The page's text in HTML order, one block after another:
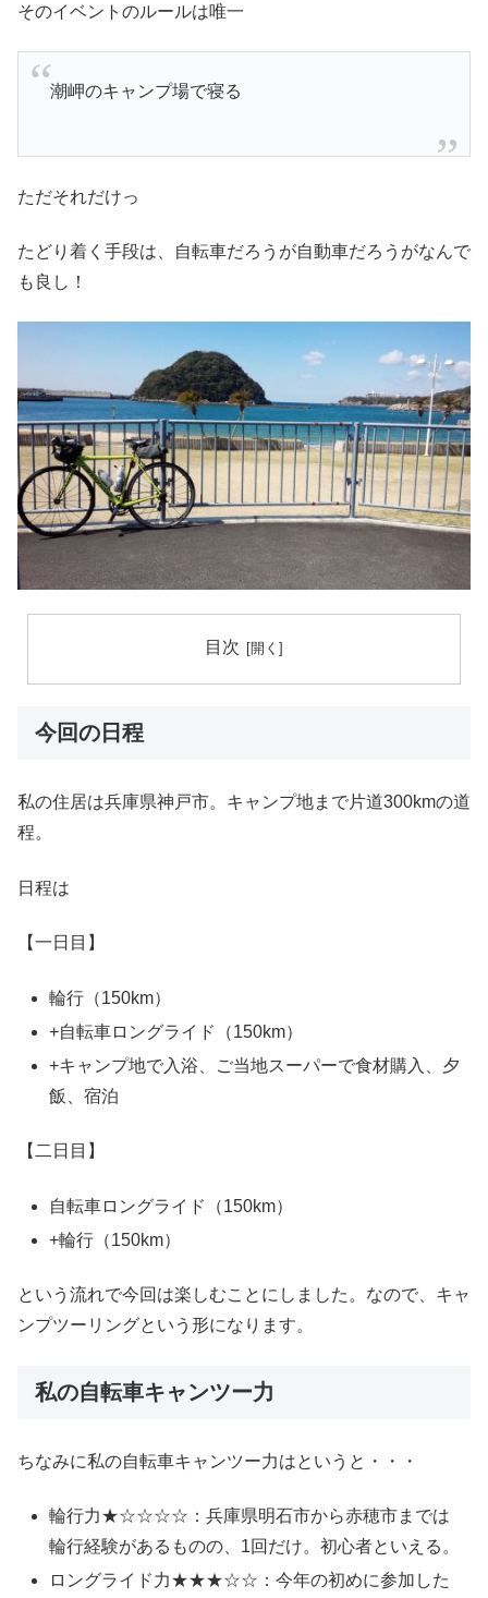
そのイベントのルールは唯一
潮岬のキャンプ場で寝る
ただそれだけっ
たどり着く手段は、自転車だろうが自動車だろうがなんで
も良し！
目次
今回の日程
私の住居は兵庫県神戸市。キャンプ地まで片道300kmの道
程。
日程は
【一日目】
輪行（150km）
+自転車ロングライド（150km）
+キャンプ地で入浴、ご当地スーパーで食材購入、夕
飯、宿泊
【二日目】
自転車ロングライド（150km）
+輪行（150km）
という流れで今回は楽しむことにしました。なので、キャ
ンプツーリングという形になります。
私の自転車キャンツー力
ちなみに私の自転車キャンツー力はというと・・・
輪行力★☆☆☆☆：兵庫県明石市から赤穂市までは
輪行経験があるものの、1回だけ。初心者といえる。
ロングライド力★★★☆☆：今年の初めに参加した